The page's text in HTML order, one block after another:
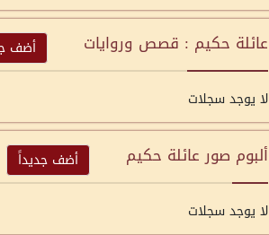
عائلة حكيم : قصص وروايات أضف
لا يوجد سجلات
ألبوم صور عائلة حكيم أضف جديداً
لا يوجد سجلات